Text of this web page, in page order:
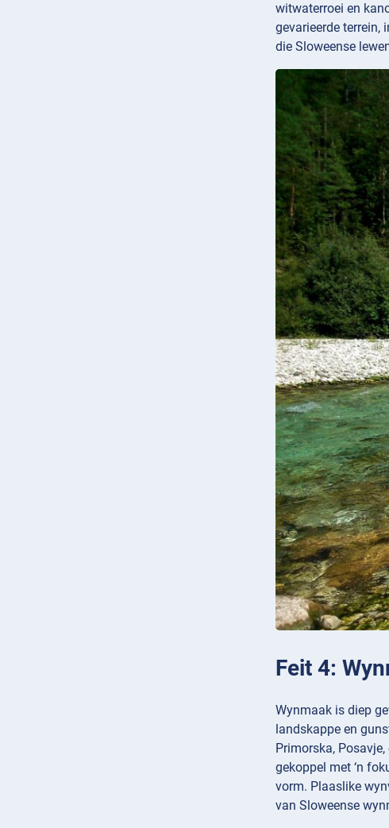
witwaterroei en
gevarieerde terrein,
die Sloweense
Feit 4:
Wynmaak is diep
landskappe en
Primorska,
gekoppel met ‘n
vorm. Plaaslike
van Sloweense